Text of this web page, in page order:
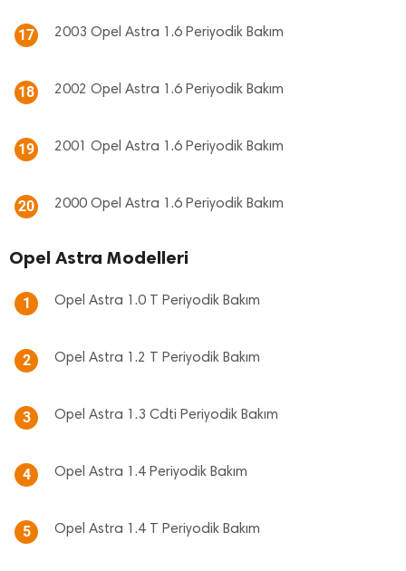
17 2003 Opel Astra 1.6 Periyodik Bakım
18 2002 Opel Astra 1.6 Periyodik Bakım
19 2001 Opel Astra 1.6 Periyodik Bakım
20 2000 Opel Astra 1.6 Periyodik Bakım
Opel Astra Modelleri
1 Opel Astra 1.0 T Periyodik Bakım
2 Opel Astra 1.2 T Periyodik Bakım
3 Opel Astra 1.3 Cdti Periyodik Bakım
4 Opel Astra 1.4 Periyodik Bakım
5 Opel Astra 1.4 T Periyodik Bakım